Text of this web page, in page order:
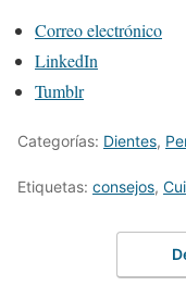
Correo electrónico
LinkedIn
Tumblr
Categorías: Dientes,
Etiquetas: consejos,